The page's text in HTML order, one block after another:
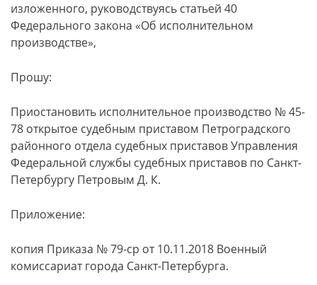
изложенного, руководствуясь статьей 40
Федерального закона «Об исполнительном
производстве»,
Прошу:
Приостановить исполнительное производство № 45-
78 открытое судебным приставом Петроградского
районного отдела судебных приставов Управления
Федеральной службы судебных приставов по Санкт-
Петербургу Петровым Д. К.
Приложение:
копия Приказа № 79-ср от 10.11.2018 Военный
комиссариат города Санкт-Петербурга.